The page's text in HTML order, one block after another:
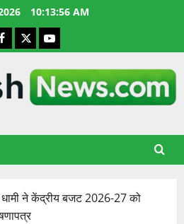
10:13:57 AM
X YouTube
धामी ने केंद्रीय बजट 2026-27 को